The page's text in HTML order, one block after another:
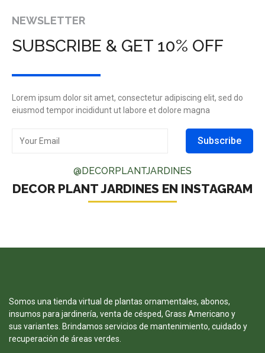
NEWSLETTER
SUBSCRIBE & GET 10% OFF
Lorem ipsum dolor sit amet, consectetur adipiscing elit, sed do
eiusmod tempor incididunt ut labore et dolore magna
Subscribe
@DECORPLANTJARDINES
DECOR PLANT JARDINES EN INSTAGRAM
Somos una tienda virtual de plantas ornamentales, abonos,
insumos para jardinería, venta de césped, Grass Americano y
sus variantes. Brindamos servicios de mantenimiento, cuidado y
recuperación de áreas verdes.